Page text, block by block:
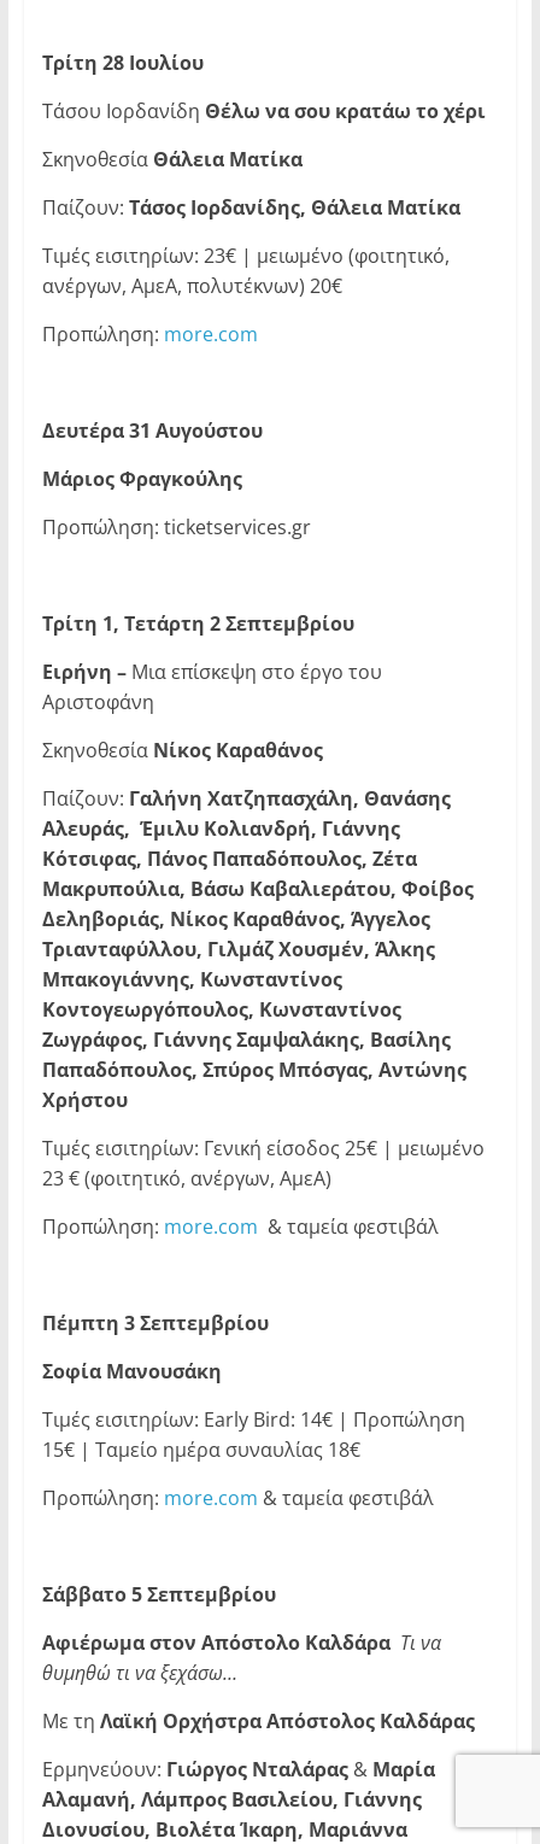
Τρίτη 28 Ιουλίου
Τάσου Ιορδανίδη Θέλω να σου κρατάω το χέρι
Σκηνοθεσία Θάλεια Ματίκα
Παίζουν: Τάσος Ιορδανίδης, Θάλεια Ματίκα
Τιμές εισιτηρίων: 23€ | μειωμένο (φοιτητικό,
ανέργων, ΑμεΑ, πολυτέκνων) 20€
Προπώληση: more.com
Δευτέρα 31 Αυγούστου
Μάριος Φραγκούλης
Προπώληση: ticketservices.gr
Τρίτη 1, Τετάρτη 2 Σεπτεμβρίου
Ειρήνη – Μια επίσκεψη στο έργο του
Αριστοφάνη
Σκηνοθεσία Νίκος Καραθάνος
Παίζουν: Γαλήνη Χατζηπασχάλη, Θανάσης
Αλευράς, Έμιλυ Κολιανδρή, Γιάννης
Κότσιφας, Πάνος Παπαδόπουλος, Ζέτα
Μακρυπούλια, Βάσω Καβαλιεράτου, Φοίβος
Δεληβοριάς, Νίκος Καραθάνος, Άγγελος
Τριανταφύλλου, Γιλμάζ Χουσμέν, Άλκης
Μπακογιάννης, Κωνσταντίνος
Κοντογεωργόπουλος, Κωνσταντίνος
Ζωγράφος, Γιάννης Σαμψαλάκης, Βασίλης
Παπαδόπουλος, Σπύρος Μπόσγας, Αντώνης
Χρήστου
Τιμές εισιτηρίων: Γενική είσοδος 25€ | μειωμένο
23 € (φοιτητικό, ανέργων, ΑμεΑ)
Προπώληση: more.com & ταμεία φεστιβάλ
Πέμπτη 3 Σεπτεμβρίου
Σοφία Μανουσάκη
Τιμές εισιτηρίων: Early Bird: 14€ | Προπώληση
15€ | Ταμείο ημέρα συναυλίας 18€
Προπώληση: more.com & ταμεία φεστιβάλ
Σάββατο 5 Σεπτεμβρίου
Αφιέρωμα στον Απόστολο Καλδάρα Τι να
θυμηθώ τι να ξεχάσω…
Με τη Λαϊκή Ορχήστρα Απόστολος Καλδάρας
Ερμηνεύουν: Γιώργος Νταλάρας& Μαρία
Αλαμανή, Λάμπρος Βασιλείου, Γιάννης
Διονυσίου, Βιολέτα Ίκαρη, Μαριάννα